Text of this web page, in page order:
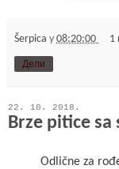
Šerpica у 08:20:00 1
Дели
22. 10. 2018.
Brze pitice sa
Odlične za